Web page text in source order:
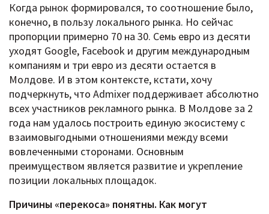
Когда рынок формировался, то соотношение было,
конечно, в пользу локального рынка. Но сейчас
пропорции примерно 70 на 30. Семь евро из десяти
уходят Google, Facebook и другим международным
компаниям и три евро из десяти остается в
Молдове. И в этом контексте, кстати, хочу
подчеркнуть, что Admixer поддерживает абсолютно
всех участников рекламного рынка. В Молдове за 2
года нам удалось построить единую экосистему с
взаимовыгодными отношениями между всеми
вовлеченными сторонами. Основным
преимуществом является развитие и укрепление
позиции локальных площадок.
Причины «перекоса» понятны. Как могут